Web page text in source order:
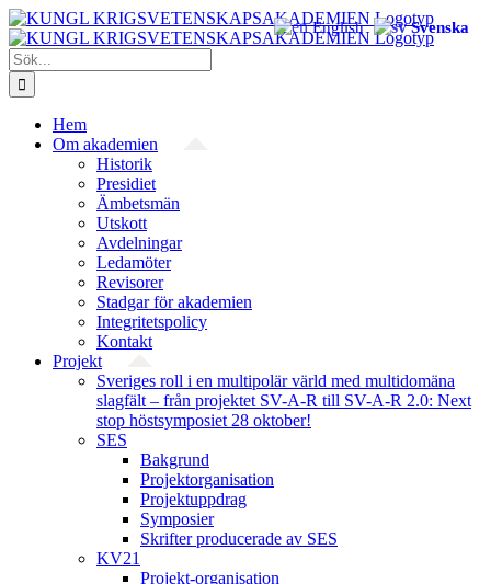
Fortsätt
till
innehållet
Sök
efter:
Hem
Om akademien
Historik
Presidiet
Ämbetsmän
Utskott
Avdelningar
Ledamöter
Revisorer
Stadgar för akademien
Integritetspolicy
Kontakt
Projekt
Sveriges roll i en multipolär värld med multidomäna
slagfält – från projektet SV-A-R till SV-A-R 2.0: Next
stop höstsymposiet 28 oktober!
SES
Bakgrund
Projekt­organisation
Projektuppdrag
Symposier
Skrifter producerade av SES
KV21
Projekt-organisation
English Svenska